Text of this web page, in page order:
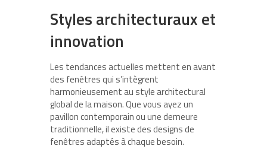
Styles architecturaux et
innovation
Les tendances actuelles mettent en avant
des fenêtres qui s’intègrent
harmonieusement au style architectural
global de la maison. Que vous ayez un
pavillon contemporain ou une demeure
traditionnelle, il existe des designs de
fenêtres adaptés à chaque besoin.